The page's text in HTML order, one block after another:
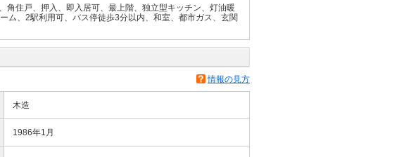
住戸、押入、即入居可、最上階、独立型キッチン、灯油暖
ム、2駅利用可、バス停徒歩3分以内、和室、都市ガス、玄関
情報の見方
木造
1986年1月